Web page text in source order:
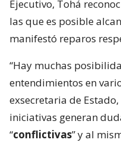
Ejecutivo, Tohá
las que es posible
manifestó reparos
“Hay muchas
entendimientos en
exsecretaria de
iniciativas generan
“conflictivas” y al